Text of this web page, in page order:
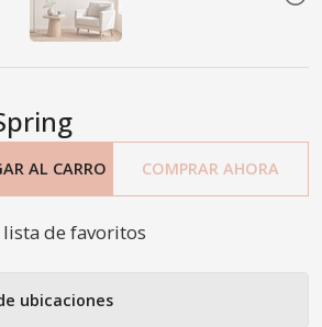
AL CARRO COMPRAR AHORA
de favoritos
ubicaciones